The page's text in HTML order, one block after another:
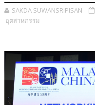
SAKDA SUWANSRIPISAN
อุตสาหกรรม